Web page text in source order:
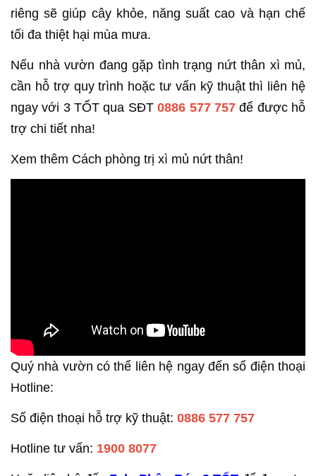
riêng sẽ giúp cây khỏe, năng suất cao và hạn chế
tối đa thiệt hại mùa mưa.
Nếu nhà vườn đang gặp tình trạng nứt thân xì mủ,
cần hỗ trợ quy trình hoặc tư vấn kỹ thuật thì liên hệ
ngay với 3 TỐT qua SĐT0886 577 757để được hỗ
trợ chi tiết nha!
Xem thêm Cách phòng trị xì mủ nứt thân!
Quý nhà vườn có thể liên hệ ngay đến số điện thoại
Hotline:
Số điện thoại hỗ trợ kỹ thuật: 0886 577 757
Hotline tư vấn: 1900 8077